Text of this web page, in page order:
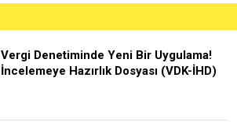
Vergi Denetiminde Yeni Bir Uygulama!
İncelemeye Hazırlık Dosyası (VDK-İHD)